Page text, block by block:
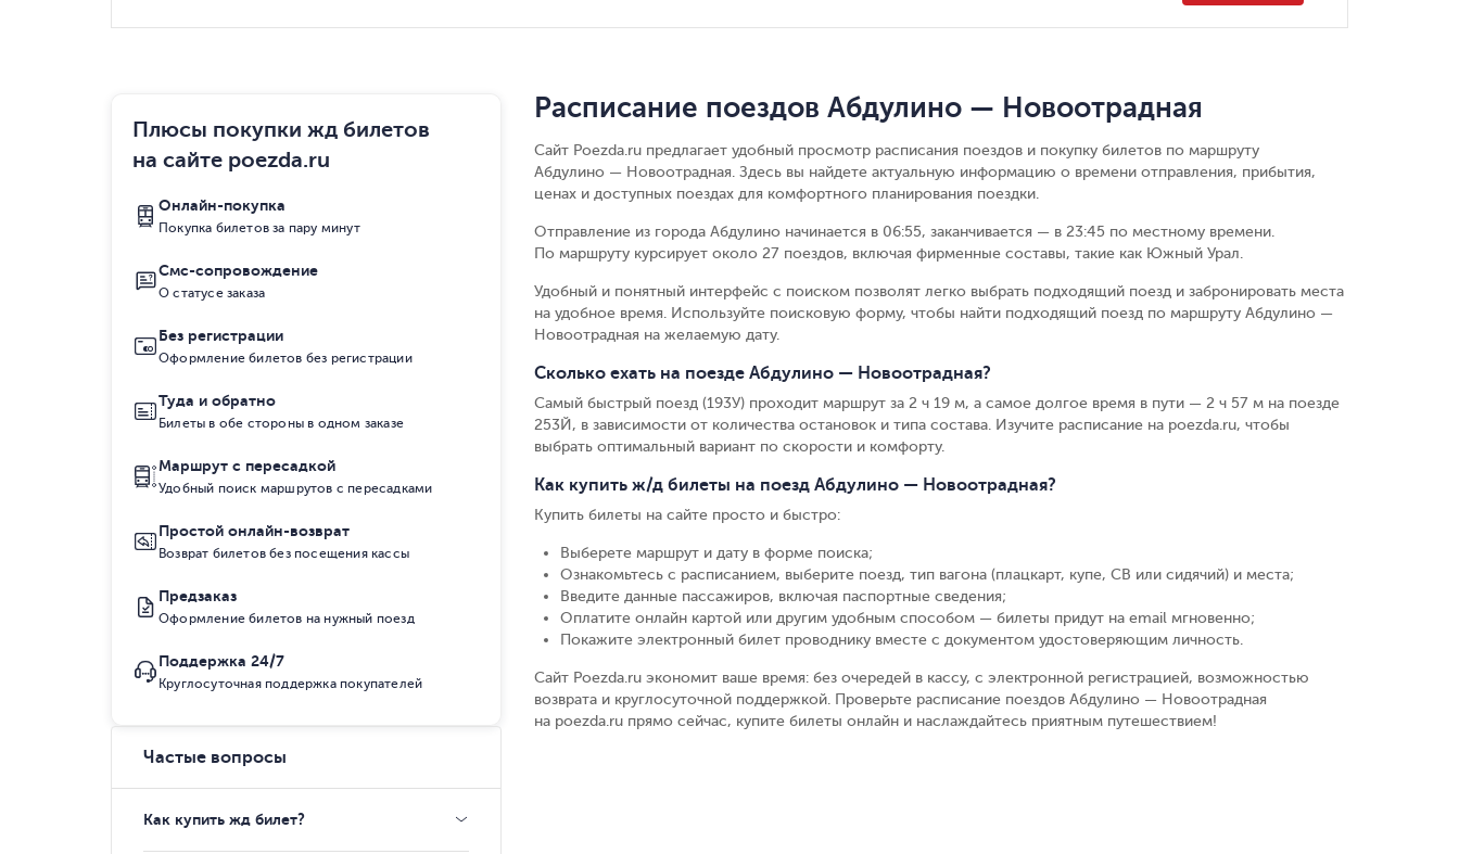
Расписание поездов Абдулино — Новоотрадная
Сайт Poezda.ru предлагает удобный просмотр расписания поездов и покупку билетов по маршруту
Абдулино — Новоотрадная. Здесь вы найдете актуальную информацию о времени отправления, прибытия,
ценах и доступных поездах для комфортного планирования поездки.
Отправление из города Абдулино начинается в 06:55, заканчивается — в 23:45 по местному времени.
По маршруту курсирует около 27 поездов, включая фирменные составы, такие как Южный Урал.
Удобный и понятный интерфейс с поиском позволят легко выбрать подходящий поезд и забронировать места
на удобное время. Используйте поисковую форму, чтобы найти подходящий поезд по маршруту Абдулино —
Новоотрадная на желаемую дату.
Сколько ехать на поезде Абдулино — Новоотрадная?
Самый быстрый поезд (193У) проходит маршрут за 2 ч 19 м, а самое долгое время в пути — 2 ч 57 м на поезде
253Й, в зависимости от количества остановок и типа состава. Изучите расписание на poezda.ru, чтобы
выбрать оптимальный вариант по скорости и комфорту.
Как купить ж/д билеты на поезд Абдулино — Новоотрадная?
Купить билеты на сайте просто и быстро:
Выберете маршрут и дату в форме поиска;
Ознакомьтесь с расписанием, выберите поезд, тип вагона (плацкарт, купе, СВ или сидячий) и места;
Введите данные пассажиров, включая паспортные сведения;
Оплатите онлайн картой или другим удобным способом — билеты придут на email мгновенно;
Покажите электронный билет проводнику вместе с документом удостоверяющим личность.
Сайт Poezda.ru экономит ваше время: без очередей в кассу, с электронной регистрацией, возможностью
возврата и круглосуточной поддержкой. Проверьте расписание поездов Абдулино — Новоотрадная
на poezda.ru прямо сейчас, купите билеты онлайн и наслаждайтесь приятным путешествием!
Плюсы покупки жд билетов
на сайте poezda.ru
Онлайн-покупка
Покупка билетов за пару минут
Смс-сопровождение
О статусе заказа
Без регистрации
Оформление билетов без регистрации
Туда и обратно
Билеты в обе стороны в одном заказе
Маршрут с пересадкой
Удобный поиск маршрутов с пересадками
Простой онлайн-возврат
Возврат билетов без посещения кассы
Предзаказ
Оформление билетов на нужный поезд
Поддержка 24/7
Круглосуточная поддержка покупателей
Частые вопросы
Как купить жд билет?